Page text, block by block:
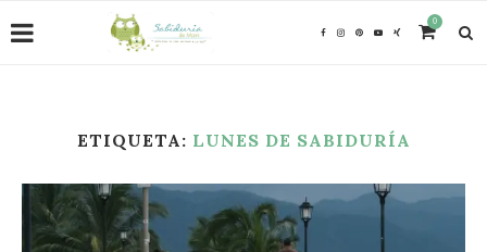
0
ETIQUETA: LUNES DE SABIDURÍA